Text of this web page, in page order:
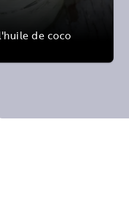
de coco